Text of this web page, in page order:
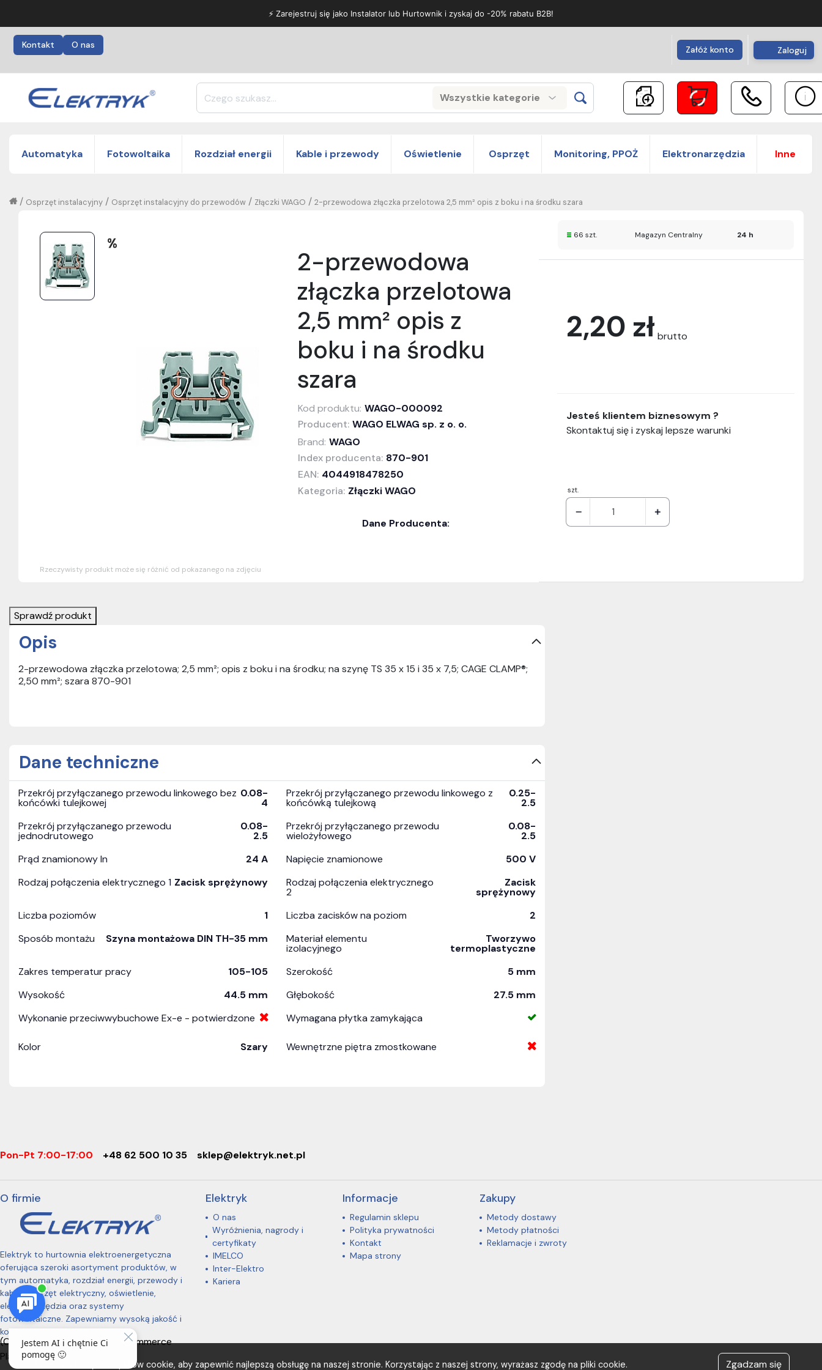
Ta strona korzysta z plików cookie, aby zapewnić najlepszą obsługę na naszej stronie. Korzystając z naszej strony, wyrażasz zgodę na pliki cookie. Zgadzam się
⚡ Zarejestruj się jako Instalator lub Hurtownik i zyskaj do -20% rabatu B2B!
Kontakt O nas Załóż konto Zaloguj
Wszystkie kategorie
Search
Automatyka Fotowoltaika Rozdział energii Kable i przewody Oświetlenie Osprzęt Monitoring, PPOŻ Elektronarzędzia Inne
2-przewodowa złączka przelotowa 2,5 mm² opis z boku i na środku szara
/
Złączki WAGO
/
Osprzęt instalacyjny do przewodów
/
Osprzęt instalacyjny
/
Rzeczywisty produkt może się różnić od pokazanego na zdjęciu
2-przewodowa
złączka przelotowa
2,5 mm² opis z
boku i na środku
szara
Kod produktu: WAGO-000092
Producent: WAGO ELWAG sp. z o. o.
Brand: WAGO
Index producenta: 870-901
EAN: 4044918478250
Kategoria: Złączki WAGO
Dane Producenta:
2,20 zł brutto
szt.
Jesteś klientem biznesowym ?
Skontaktuj się i zyskaj lepsze warunki
66 szt. Magazyn Centralny 24 h
Sprawdź produkt
Opis
2-przewodowa złączka przelotowa; 2,5 mm²; opis z boku i na środku; na szynę TS 35 x 15 i 35 x 7,5; CAGE CLAMP®;
2,50 mm²; szara 870-901
Dane techniczne
Przekrój przyłączanego przewodu linkowego bez
końcówki tulejkowej
0.08-
4
Przekrój przyłączanego przewodu linkowego z
końcówką tulejkową
0.25-
2.5
Przekrój przyłączanego przewodu
jednodrutowego
0.08-
2.5
Przekrój przyłączanego przewodu
wielożyłowego
0.08-
2.5
Prąd znamionowy In
24 A Napięcie znamionowe
500 V
Rodzaj połączenia elektrycznego 1 Zacisk sprężynowy Rodzaj połączenia elektrycznego
2
Zacisk
sprężynowy
Liczba poziomów
1 Liczba zacisków na poziom
2
Sposób montażu
Szyna montażowa DIN TH-35 mm Materiał elementu
izolacyjnego
Tworzywo
termoplastyczne
Zakres temperatur pracy
105-105 Szerokość
5 mm
Wysokość
44.5 mm Głębokość
27.5 mm
Wykonanie przeciwwybuchowe Ex-e - potwierdzone
Wymagana płytka zamykająca
Kolor Szary Wewnętrzne piętra zmostkowane
Pon-Pt 7:00-17:00 +48 62 500 10 35 sklep@elektryk.net.pl
O firmie
Elektryk to hurtownia elektroenergetyczna
oferująca szeroki asortyment produktów, w
tym automatyka, rozdział energii, przewody i
kable, osprzęt elektryczny, oświetlenie,
elektronarzędzia oraz systemy
fotowoltaiczne. Zapewniamy wysoką jakość i
konkurencyjne ceny.
Elektryk
O nas
Wyróżnienia, nagrody i
certyfikaty
IMELCO
Inter-Elektro
Kariera
Informacje
Regulamin sklepu
Polityka prywatności
Kontakt
Mapa strony
Zakupy
Metody dostawy
Metody płatności
Reklamacje i zwroty
(C) 2026 One Omnichannel Commerce
Platform